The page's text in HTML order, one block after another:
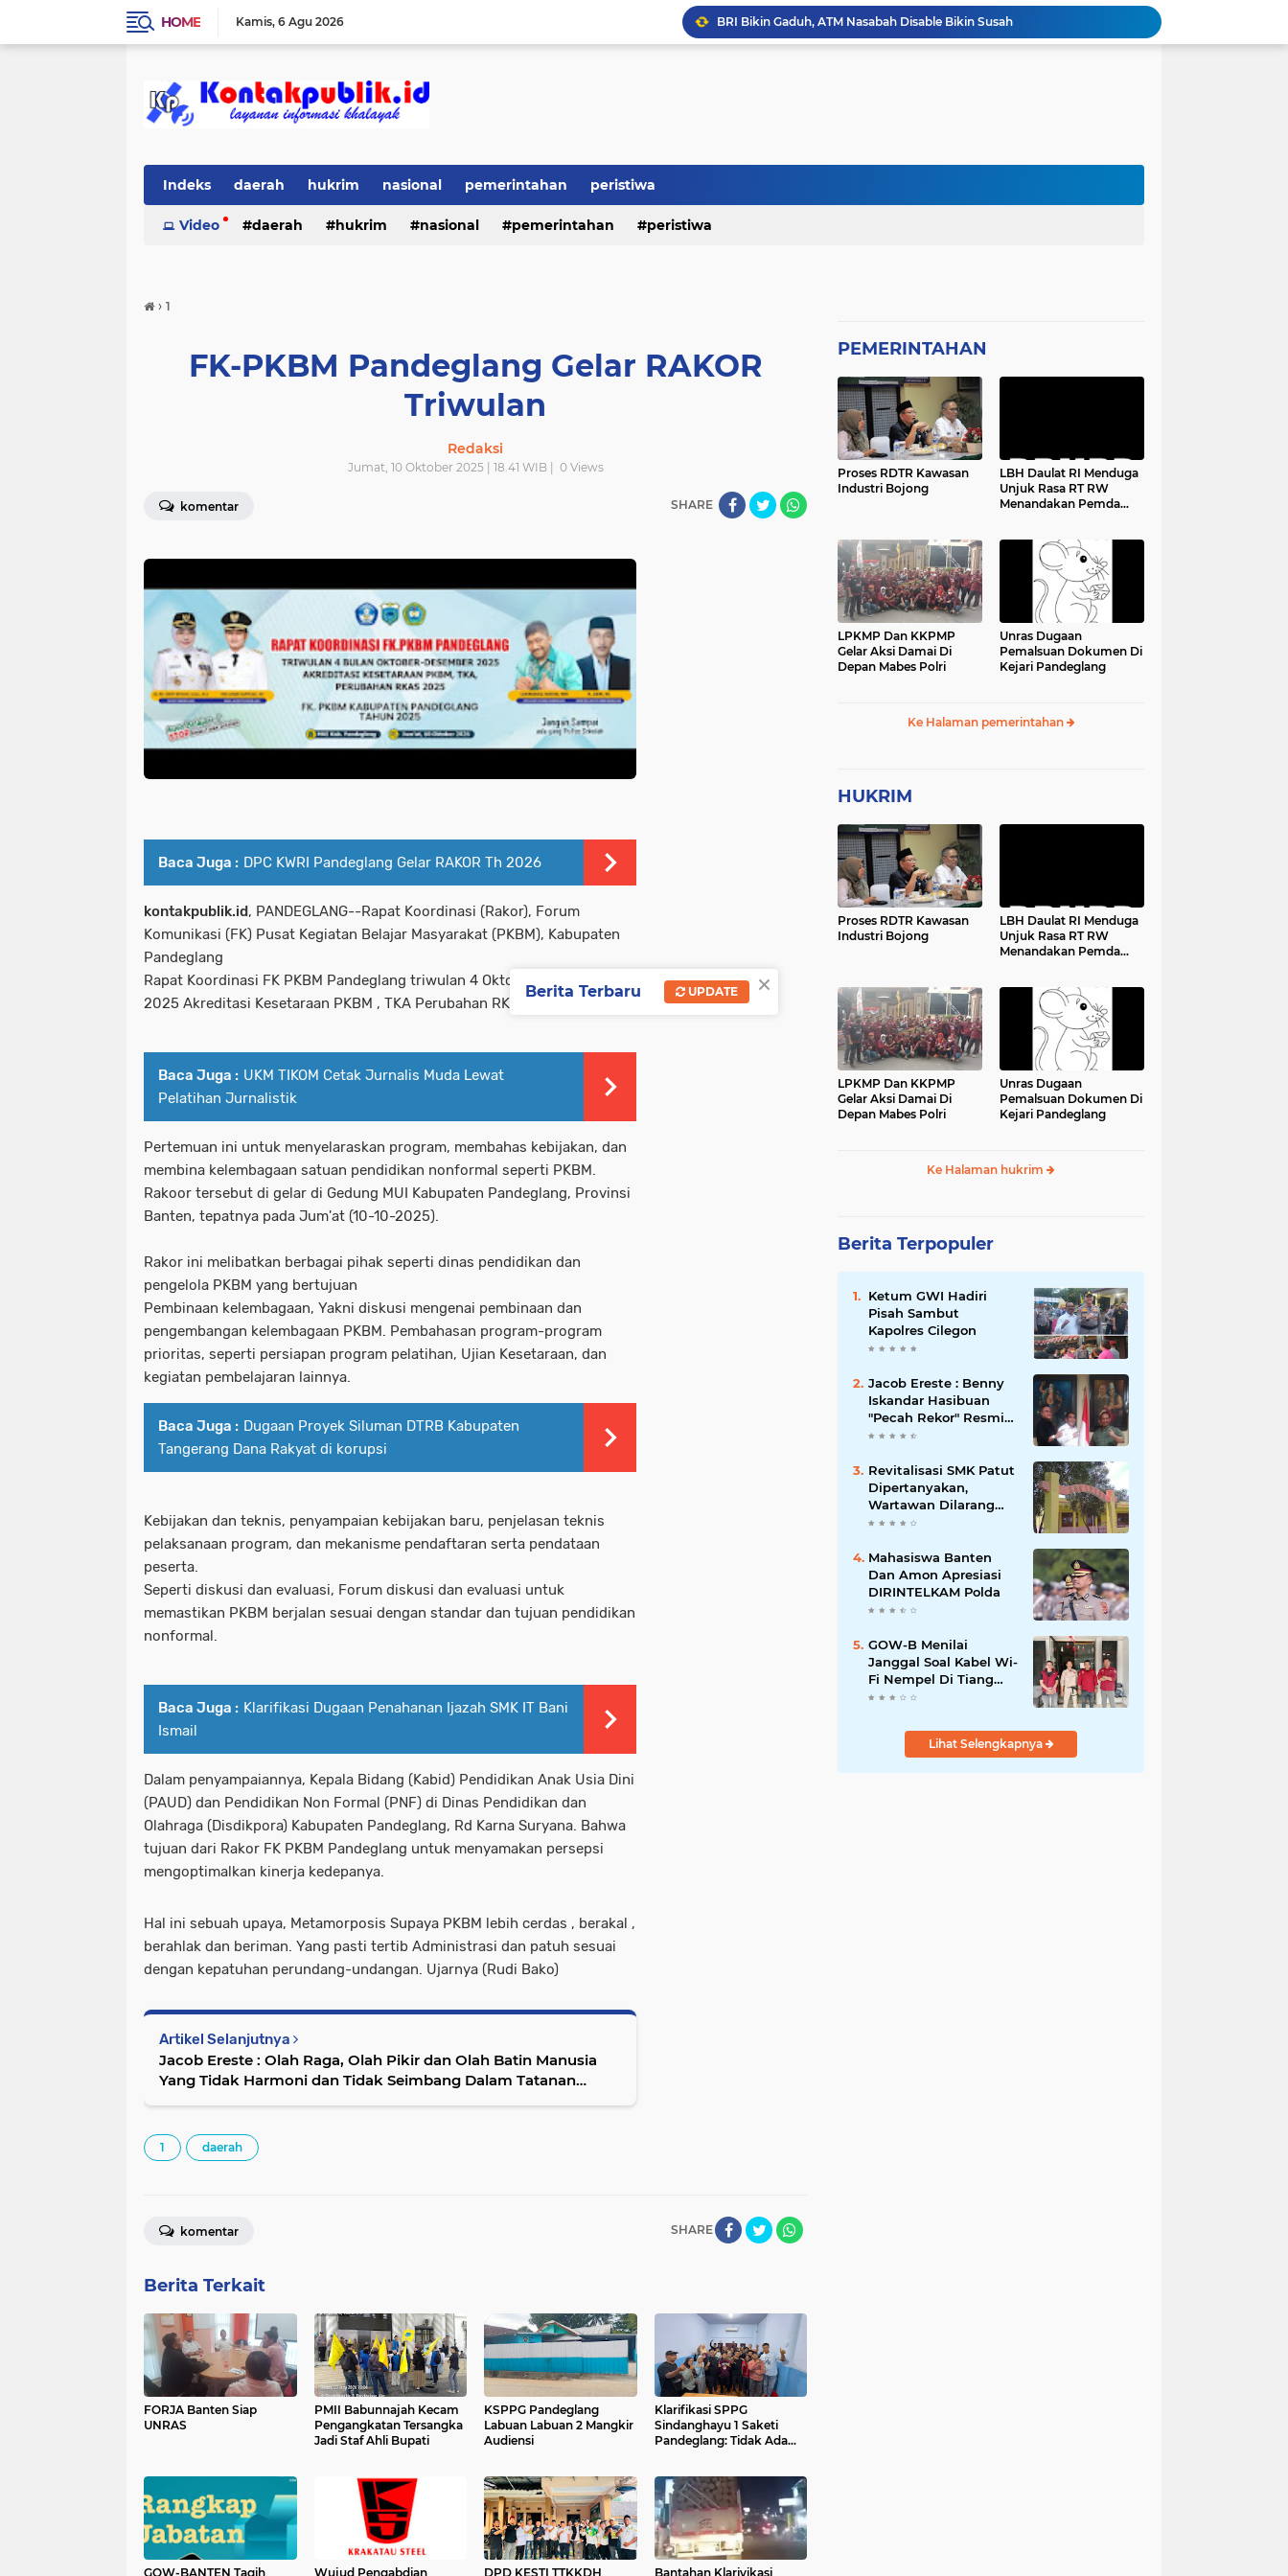
HOME Kamis 6 Agu 2026
BRI Bikin Gaduh, ATM Nasabah Disable Bikin Susah
Heboh Soal Polemik Jabatan Plt Dirut RSUD Berkah 2026 Dipertanyakan
Ketua DPD GWI Minta Hotman Paris Diproses Hukum, Diduga Telah Menghina Wartwan
Indeks daerah hukrim nasional pemerintahan peristiwa
Video daerah hukrim nasional pemerintahan peristiwa
› 1
FK-PKBM Pandeglang Gelar RAKOR
Triwulan
Redaksi
Jumat, 10 Oktober 2025 | 18.41 WIB | 0Views
komentar SHARE
Baca Juga : DPC KWRI Pandeglang Gelar RAKOR Th 2026
kontakpublik.id, PANDEGLANG--Rapat Koordinasi (Rakor), Forum
Komunikasi (FK) Pusat Kegiatan Belajar Masyarakat (PKBM), Kabupaten
Pandeglang
Rapat Koordinasi FK PKBM Pandeglang triwulan 4 Oktober-Desember
2025 Akreditasi Kesetaraan PKBM , TKA Perubahan RKAS 2025.
Baca Juga : UKM TIKOM Cetak Jurnalis Muda Lewat
Pelatihan Jurnalistik
Pertemuan ini untuk menyelaraskan program, membahas kebijakan, dan
membina kelembagaan satuan pendidikan nonformal seperti PKBM.
Rakoor tersebut di gelar di Gedung MUI Kabupaten Pandeglang, Provinsi
Banten, tepatnya pada Jum'at (10-10-2025).
Rakor ini melibatkan berbagai pihak seperti dinas pendidikan dan
pengelola PKBM yang bertujuan
Pembinaan kelembagaan, Yakni diskusi mengenai pembinaan dan
pengembangan kelembagaan PKBM. Pembahasan program-program
prioritas, seperti persiapan program pelatihan, Ujian Kesetaraan, dan
kegiatan pembelajaran lainnya.
Baca Juga : Dugaan Proyek Siluman DTRB Kabupaten
Tangerang Dana Rakyat di korupsi
Kebijakan dan teknis, penyampaian kebijakan baru, penjelasan teknis
pelaksanaan program, dan mekanisme pendaftaran serta pendataan
peserta.
Seperti diskusi dan evaluasi, Forum diskusi dan evaluasi untuk
memastikan PKBM berjalan sesuai dengan standar dan tujuan pendidikan
nonformal.
Baca Juga : Klarifikasi Dugaan Penahanan Ijazah SMK IT Bani
Ismail
Dalam penyampaiannya, Kepala Bidang (Kabid) Pendidikan Anak Usia Dini
(PAUD) dan Pendidikan Non Formal (PNF) di Dinas Pendidikan dan
Olahraga (Disdikpora) Kabupaten Pandeglang, Rd Karna Suryana. Bahwa
tujuan dari Rakor FK PKBM Pandeglang untuk menyamakan persepsi
mengoptimalkan kinerja kedepanya.
Hal ini sebuah upaya, Metamorposis Supaya PKBM lebih cerdas , berakal ,
berahlak dan beriman. Yang pasti tertib Administrasi dan patuh sesuai
dengan kepatuhan perundang-undangan. Ujarnya (Rudi Bako)
Artikel Selanjutnya
Jacob Ereste : Olah Raga, Olah Pikir dan Olah Batin Manusia
Yang Tidak Harmoni dan Tidak Seimbang Dalam Tatanan
1 daerah
SHARE
komentar
Berita Terkait
FORJA Banten Siap
UNRAS
PMII Babunnajah Kecam
Pengangkatan Tersangka
Jadi Staf Ahli Bupati
KSPPG Pandeglang
Labuan Labuan 2 Mangkir
Audiensi
Klarifikasi SPPG
Sindanghayu 1 Saketi
Pandeglang: Tidak Ada
GOW-BANTEN Tagih Wujud Pengabdian DPD KESTI TTKKDH Bantahan Klarivikasi
PEMERINTAHAN
Proses RDTR Kawasan
Industri Bojong
LBH Daulat RI Menduga
Unjuk Rasa RT RW
Menandakan Pemda
Kemana Kepala DPMPD
LPKMP Dan KKPMP
Gelar Aksi Damai Di
Depan Mabes Polri
Unras Dugaan
Pemalsuan Dokumen Di
Kejari Pandeglang
Ke Halaman pemerintahan
HUKRIM
Proses RDTR Kawasan
Industri Bojong
LBH Daulat RI Menduga
Unjuk Rasa RT RW
Menandakan Pemda
Kemana Kepala DPMPD
LPKMP Dan KKPMP
Gelar Aksi Damai Di
Depan Mabes Polri
Unras Dugaan
Pemalsuan Dokumen Di
Kejari Pandeglang
Ke Halaman hukrim
Berita Terpopuler
Ketum GWI Hadiri
Pisah Sambut
Kapolres Cilegon
Jacob Ereste : Benny
Iskandar Hasibuan
"Pecah Rekor" Resmi
menyandang Bintang
Ngejokrok Berpangjat
Kombes
Revitalisasi SMK Patut
Dipertanyakan,
Wartawan Dilarang
Meluput
Mahasiswa Banten
Dan Amon Apresiasi
DIRINTELKAM Polda
GOW-B Menilai
Janggal Soal Kabel Wi-
Fi Nempel Di Tiang
Listrik
Lihat Selengkapnya
×
Berita Terbaru UPDATE